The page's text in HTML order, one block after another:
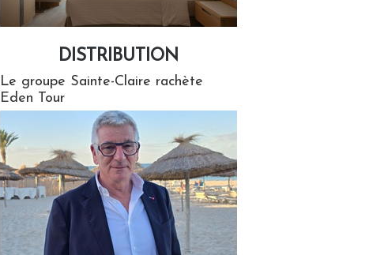
DISTRIBUTION
Le groupe Sainte-Claire rachète
Eden Tour